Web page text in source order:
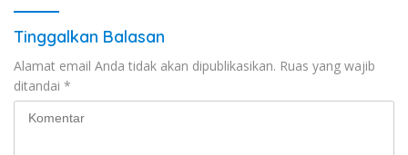
Tinggalkan Balasan
Alamat email Anda tidak akan dipublikasikan. Ruas yang wajib
ditandai *